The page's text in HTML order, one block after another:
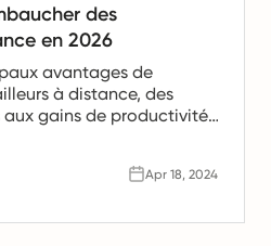
des
en 2026
avantages de
à distance, des
gains de productivité.
Apr 18, 2024